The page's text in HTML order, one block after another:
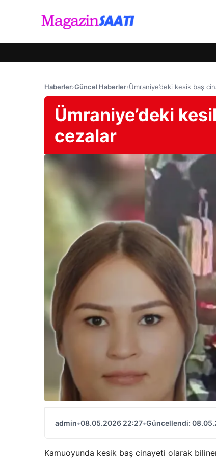
Haberler›Güncel Haberler›Ümraniye’deki kesik baş
Ümraniye’deki
cezalar
admin•08.05.2026 22:27•Güncellendi:
Kamuoyunda kesik baş cinayeti olarak